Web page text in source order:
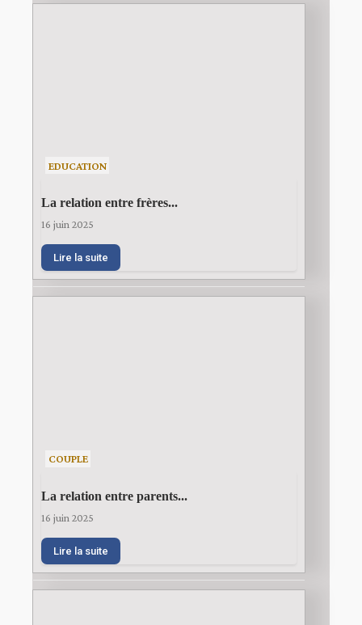
EDUCATION
La relation entre frères...
16 juin 2025
Lire la suite
COUPLE
La relation entre parents...
16 juin 2025
Lire la suite